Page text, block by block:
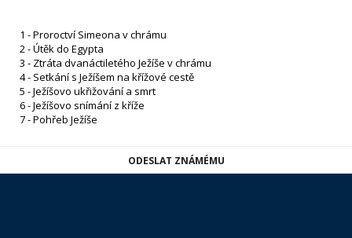
1 - Proroctví Simeona v chrámu
2 - Útěk do Egypta
3 - Ztráta dvanáctiletého Ježíše v chrámu
4 - Setkání s Ježíšem na křížové cestě
5 - Ježíšovo ukřižování a smrt
6 - Ježíšovo snímání z kříže
7 - Pohřeb Ježíše
ODESLAT ZNÁMÉMU